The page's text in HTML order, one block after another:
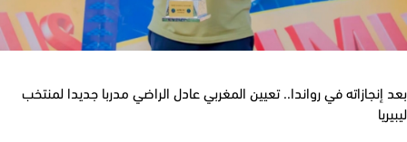
في رواندا.. تعيين المغربي عادل الراضي مدربا جديدا لمنتخب